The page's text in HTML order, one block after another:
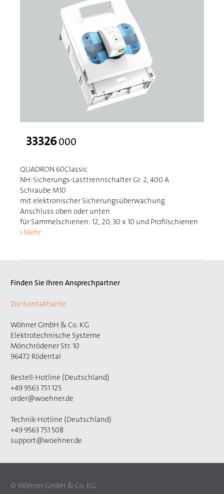
33326000
QUADRON 60Classic
NH-Sicherungs-Lasttrennschalter Gr. 2, 400 A
Schraube M10
mit elektronischer Sicherungsüberwachung
Anschluss oben oder unten
für Sammelschienen: 12, 20, 30 x 10 und Profilschienen
Mehr
Finden Sie Ihren Ansprechpartner
Zur Kontaktseite
Wöhner GmbH & Co. KG
Elektrotechnische Systeme
Mönchrödener Str. 10
96472 Rödental
Bestell-Hotline (Deutschland)
+49 9563 751 125
order@woehner.de
Technik-Hotline (Deutschland)
+49 9563 751 508
support@woehner.de
© Wöhner GmbH & Co. KG